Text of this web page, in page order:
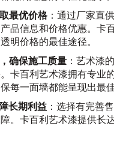
最优价格：通过厂家直
品信息和价格优惠。卡
明价格的最佳途径。
确保施工质量 ：艺术漆
卡百利艺术漆拥有专业
每一面墙都能呈现出最佳
长期利益 ：选择有完善
。卡百利艺术漆提供长